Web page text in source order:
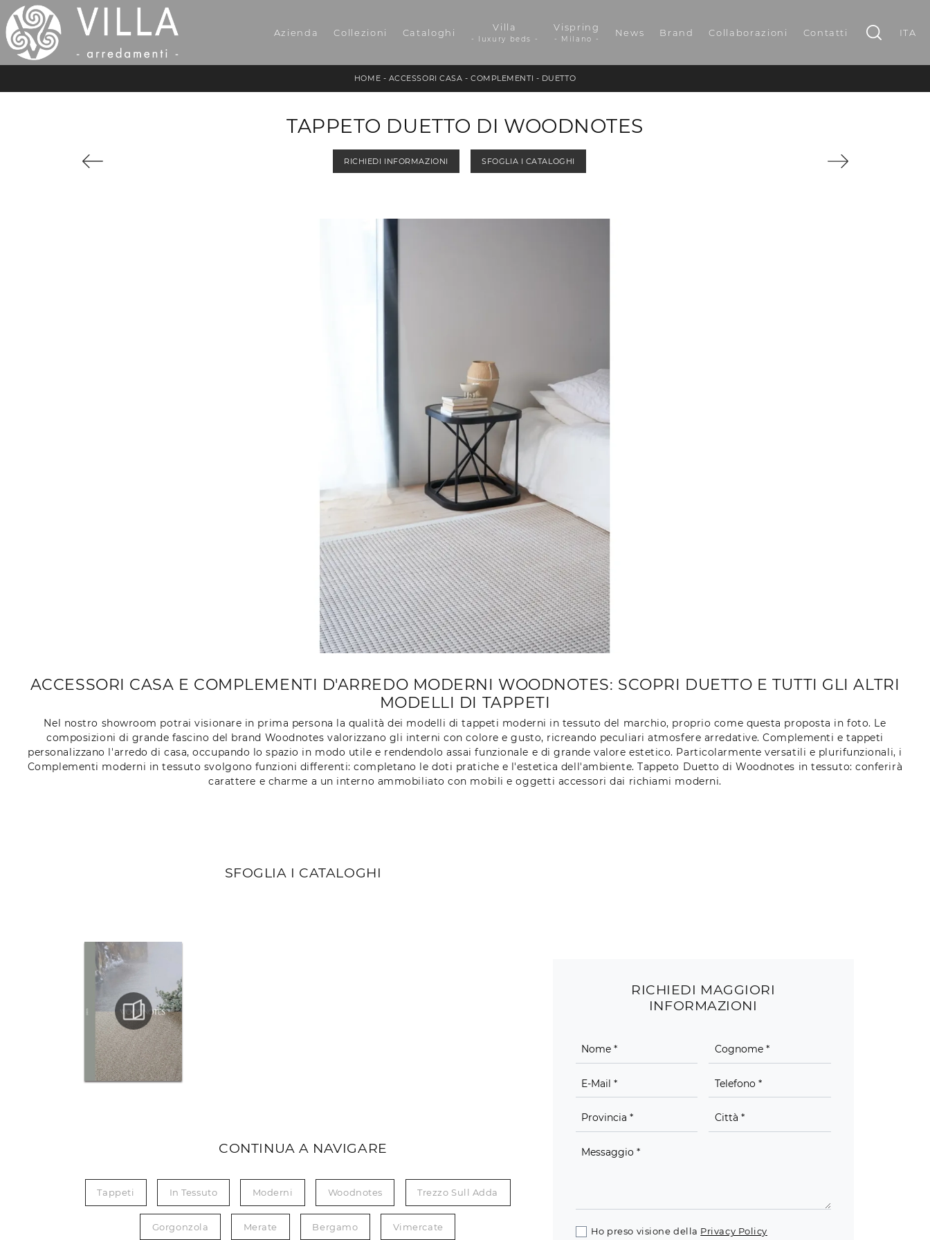
Azienda Collezioni Cataloghi Villa
- luxury beds -
Vispring
- Milano -
News Brand Collaborazioni Contatti ITA
HOME - ACCESSORI CASA -COMPLEMENTI - DUETTO
TAPPETO DUETTO DI WOODNOTES
RICHIEDI INFORMAZIONI SFOGLIA I CATALOGHI
ACCESSORI CASA E COMPLEMENTI D'ARREDO MODERNI WOODNOTES: SCOPRI DUETTO E TUTTI GLI ALTRI
MODELLI DI TAPPETI
Nel nostro showroom potrai visionare in prima persona la qualità dei modelli di tappeti moderni in tessuto del marchio, proprio come questa proposta in foto. Le
composizioni di grande fascino del brand Woodnotes valorizzano gli interni con colore e gusto, ricreando peculiari atmosfere arredative. Complementi e tappeti
personalizzano l'arredo di casa, occupando lo spazio in modo utile e rendendolo assai funzionale e di grande valore estetico. Particolarmente versatili e plurifunzionali, i
Complementi moderni in tessuto svolgono funzioni differenti: completano le doti pratiche e l'estetica dell'ambiente. Tappeto Duetto di Woodnotes in tessuto: conferirà
carattere e charme a un interno ammobiliato con mobili e oggetti accessori dai richiami moderni.
SFOGLIA I CATALOGHI
CONTINUA A NAVIGARE
Tappeti In Tessuto Moderni Woodnotes Trezzo Sull Adda
Gorgonzola Merate Bergamo Vimercate
RICHIEDI MAGGIORI
INFORMAZIONI
Ho preso visione della Privacy Policy